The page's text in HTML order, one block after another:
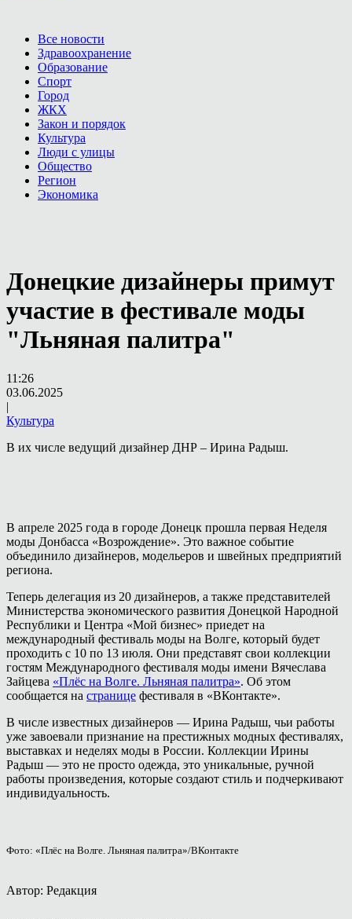
Все новости
Здравоохранение
Образование
Спорт
Город
ЖКХ
Закон и порядок
Культура
Люди с улицы
Общество
Регион
Экономика
Донецкие дизайнеры примут
участие в фестивале моды
"Льняная палитра"
11:26
03.06.2025
|
Культура
В их числе ведущий дизайнер ДНР – Ирина Радыш.
В апреле 2025 года в городе Донецк прошла первая Неделя
моды Донбасса «Возрождение». Это важное событие
объединило дизайнеров, модельеров и швейных предприятий
региона.
Теперь делегация из 20 дизайнеров, а также представителей
Министерства экономического развития Донецкой Народной
Республики и Центра «Мой бизнес» приедет на
международный фестиваль моды на Волге, который будет
проходить с 10 по 13 июля. Они представят свои коллекции
гостям Международного фестиваля моды имени Вячеслава
Зайцева «Плёс на Волге. Льняная палитра». Об этом
сообщается на странице фестиваля в «ВКонтакте».
В числе известных дизайнеров — Ирина Радыш, чьи работы
уже завоевали признание на престижных модных фестивалях,
выставках и неделях моды в России. Коллекции Ирины
Радыш — это не просто одежда, это уникальные, ручной
работы произведения, которые создают стиль и подчеркивают
индивидуальность.
Фото: «Плёс на Волге. Льняная палитра»/ВКонтакте
Автор: Редакция